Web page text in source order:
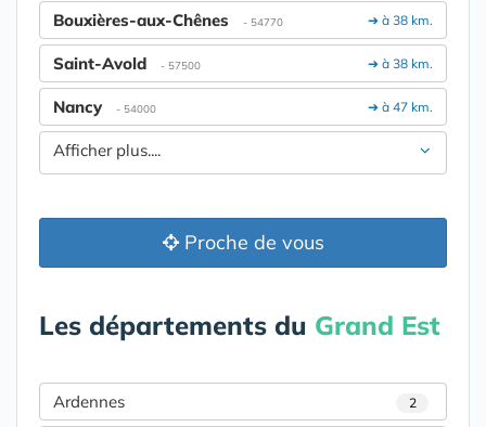
➔ à 38 km.
Bouxières-aux-Chênes - 54770
➔ à 38 km.
Saint-Avold - 57500
➔ à 47 km.
Nancy - 54000
Afficher plus....
Proche de vous
Les départements du Grand Est
Ardennes 2